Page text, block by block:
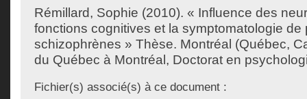
Rémillard, Sophie (2010). « Influence des
fonctions cognitives et la symptomatologie de
schizophrènes » Thèse. Montréal (Québec,
du Québec à Montréal, Doctorat en
Fichier(s) associé(s) à ce document :